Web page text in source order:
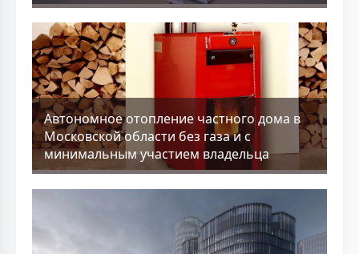
Aвтономное отопление частного дома в
Московской области без газа и с
минимальным участием владельца